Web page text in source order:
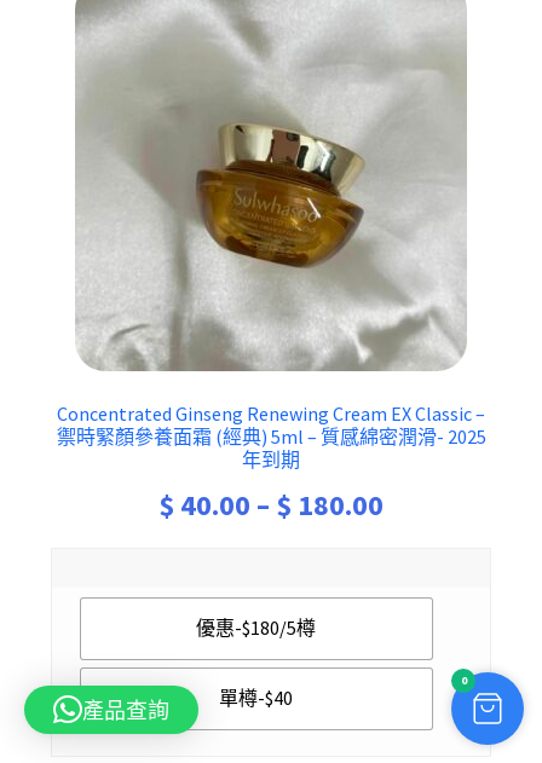
Concentrated Ginseng Renewing Cream EX Classic –
禦時緊顏參養面霜 (經典) 5ml – 質感綿密潤滑- 2025
年到期
$ 40.00 – $ 180.00
$ 40.00
$ 180.00
優惠-$180/5樽
單樽-$40
0
產品查詢